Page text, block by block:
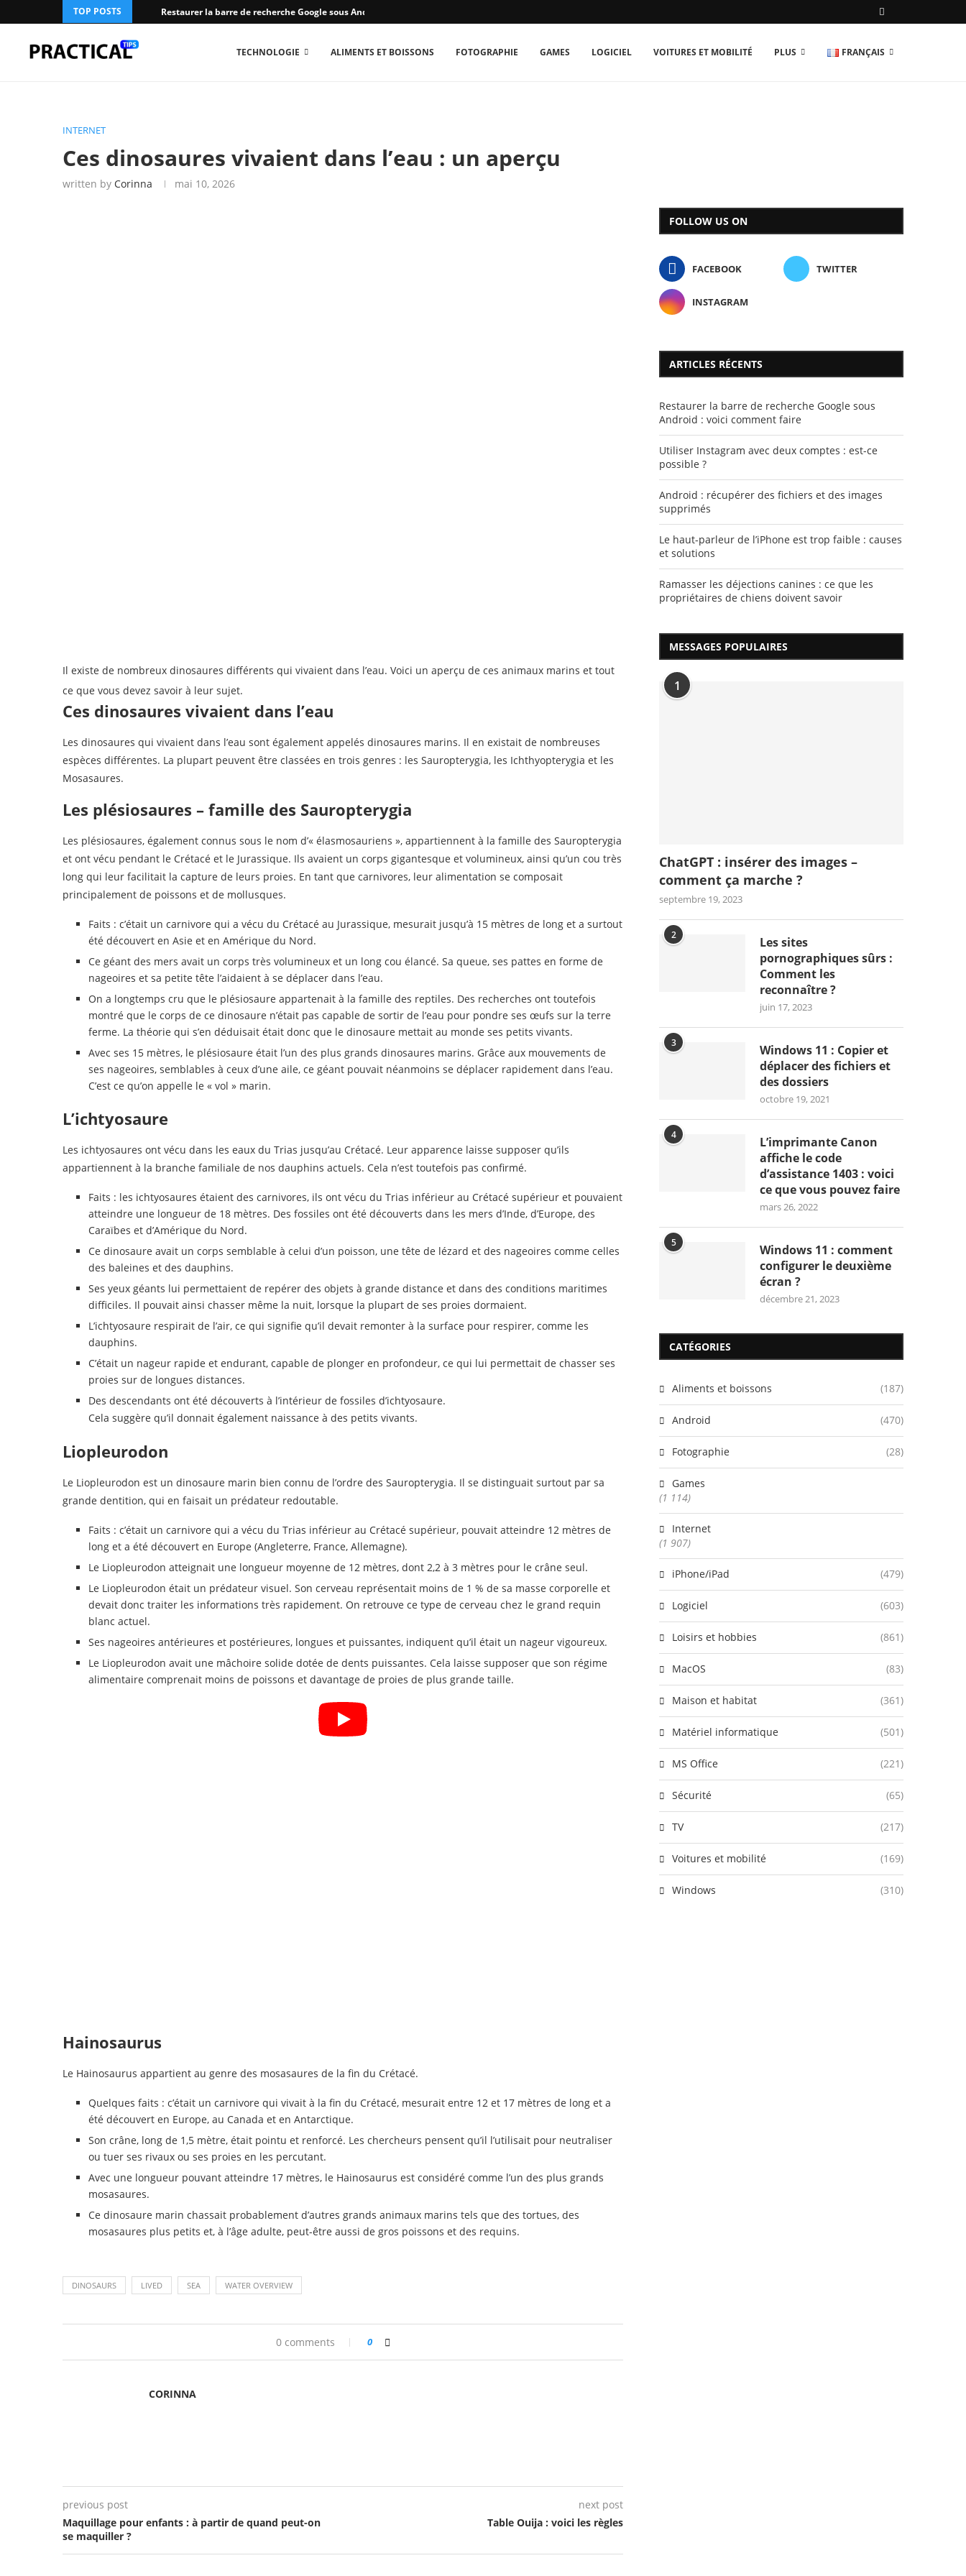
TOP POSTS Restaurer la barre de recherche Google sous Android...
TECHNOLOGIE ALIMENTS ET BOISSONS FOTOGRAPHIE GAMES LOGICIEL VOITURES ET MOBILITÉ PLUS FRANÇAIS
INTERNET
Ces dinosaures vivaient dans l’eau : un aperçu
written by Corinna mai 10, 2026
Il existe de nombreux dinosaures différents qui vivaient dans l’eau. Voici un aperçu de ces animaux marins et tout
ce que vous devez savoir à leur sujet.
Ces dinosaures vivaient dans l’eau
Les dinosaures qui vivaient dans l’eau sont également appelés dinosaures marins. Il en existait de nombreuses
espèces différentes. La plupart peuvent être classées en trois genres : les Sauropterygia, les Ichthyopterygia et les
Mosasaures.
Les plésiosaures – famille des Sauropterygia
Les plésiosaures, également connus sous le nom d’« élasmosauriens », appartiennent à la famille des Sauropterygia
et ont vécu pendant le Crétacé et le Jurassique. Ils avaient un corps gigantesque et volumineux, ainsi qu’un cou très
long qui leur facilitait la capture de leurs proies. En tant que carnivores, leur alimentation se composait
principalement de poissons et de mollusques.
Faits : c’était un carnivore qui a vécu du Crétacé au Jurassique, mesurait jusqu’à 15 mètres de long et a surtout
été découvert en Asie et en Amérique du Nord.
Ce géant des mers avait un corps très volumineux et un long cou élancé. Sa queue, ses pattes en forme de
nageoires et sa petite tête l’aidaient à se déplacer dans l’eau.
On a longtemps cru que le plésiosaure appartenait à la famille des reptiles. Des recherches ont toutefois
montré que le corps de ce dinosaure n’était pas capable de sortir de l’eau pour pondre ses œufs sur la terre
ferme. La théorie qui s’en déduisait était donc que le dinosaure mettait au monde ses petits vivants.
Avec ses 15 mètres, le plésiosaure était l’un des plus grands dinosaures marins. Grâce aux mouvements de
ses nageoires, semblables à ceux d’une aile, ce géant pouvait néanmoins se déplacer rapidement dans l’eau.
C’est ce qu’on appelle le « vol » marin.
L’ichtyosaure
Les ichtyosaures ont vécu dans les eaux du Trias jusqu’au Crétacé. Leur apparence laisse supposer qu’ils
appartiennent à la branche familiale de nos dauphins actuels. Cela n’est toutefois pas confirmé.
Faits : les ichtyosaures étaient des carnivores, ils ont vécu du Trias inférieur au Crétacé supérieur et pouvaient
atteindre une longueur de 18 mètres. Des fossiles ont été découverts dans les mers d’Inde, d’Europe, des
Caraïbes et d’Amérique du Nord.
Ce dinosaure avait un corps semblable à celui d’un poisson, une tête de lézard et des nageoires comme celles
des baleines et des dauphins.
Ses yeux géants lui permettaient de repérer des objets à grande distance et dans des conditions maritimes
difficiles. Il pouvait ainsi chasser même la nuit, lorsque la plupart de ses proies dormaient.
L’ichtyosaure respirait de l’air, ce qui signifie qu’il devait remonter à la surface pour respirer, comme les
dauphins.
C’était un nageur rapide et endurant, capable de plonger en profondeur, ce qui lui permettait de chasser ses
proies sur de longues distances.
Des descendants ont été découverts à l’intérieur de fossiles d’ichtyosaure.
Cela suggère qu’il donnait également naissance à des petits vivants.
Liopleurodon
Le Liopleurodon est un dinosaure marin bien connu de l’ordre des Sauropterygia. Il se distinguait surtout par sa
grande dentition, qui en faisait un prédateur redoutable.
Faits : c’était un carnivore qui a vécu du Trias inférieur au Crétacé supérieur, pouvait atteindre 12 mètres de
long et a été découvert en Europe (Angleterre, France, Allemagne).
Le Liopleurodon atteignait une longueur moyenne de 12 mètres, dont 2,2 à 3 mètres pour le crâne seul.
Le Liopleurodon était un prédateur visuel. Son cerveau représentait moins de 1 % de sa masse corporelle et
devait donc traiter les informations très rapidement. On retrouve ce type de cerveau chez le grand requin
blanc actuel.
Ses nageoires antérieures et postérieures, longues et puissantes, indiquent qu’il était un nageur vigoureux.
Le Liopleurodon avait une mâchoire solide dotée de dents puissantes. Cela laisse supposer que son régime
alimentaire comprenait moins de poissons et davantage de proies de plus grande taille.
Hainosaurus
Le Hainosaurus appartient au genre des mosasaures de la fin du Crétacé.
Quelques faits : c’était un carnivore qui vivait à la fin du Crétacé, mesurait entre 12 et 17 mètres de long et a
été découvert en Europe, au Canada et en Antarctique.
Son crâne, long de 1,5 mètre, était pointu et renforcé. Les chercheurs pensent qu’il l’utilisait pour neutraliser
ou tuer ses rivaux ou ses proies en les percutant.
Avec une longueur pouvant atteindre 17 mètres, le Hainosaurus est considéré comme l’un des plus grands
mosasaures.
Ce dinosaure marin chassait probablement d’autres grands animaux marins tels que des tortues, des
mosasaures plus petits et, à l’âge adulte, peut-être aussi de gros poissons et des requins.
DINOSAURS LIVED SEA WATER OVERVIEW
0 comments 0
CORINNA
previous post
Maquillage pour enfants : à partir de quand peut-on
se maquiller ?
next post
Table Ouija : voici les règles
FOLLOW US ON
FACEBOOK TWITTER
INSTAGRAM
ARTICLES RÉCENTS
Restaurer la barre de recherche Google sous
Android : voici comment faire
Utiliser Instagram avec deux comptes : est-ce
possible ?
Android : récupérer des fichiers et des images
supprimés
Le haut-parleur de l’iPhone est trop faible : causes
et solutions
Ramasser les déjections canines : ce que les
propriétaires de chiens doivent savoir
MESSAGES POPULAIRES
1
ChatGPT : insérer des images –
comment ça marche ?
septembre 19, 2023
2
Les sites
pornographiques sûrs :
Comment les
reconnaître ?
juin 17, 2023
3
Windows 11 : Copier et
déplacer des fichiers et
des dossiers
octobre 19, 2021
4
L’imprimante Canon
affiche le code
d’assistance 1403 : voici
ce que vous pouvez faire
mars 26, 2022
5
Windows 11 : comment
configurer le deuxième
écran ?
décembre 21, 2023
CATÉGORIES
Aliments et boissons (187)
Android (470)
Fotographie (28)
Games
(1 114)
Internet
(1 907)
iPhone/iPad (479)
Logiciel (603)
Loisirs et hobbies (861)
MacOS (83)
Maison et habitat (361)
Matériel informatique (501)
MS Office (221)
Sécurité (65)
TV (217)
Voitures et mobilité (169)
Windows (310)